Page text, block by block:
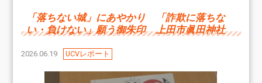
「落ちない城」にあやかり 「詐欺に落ちな
い・負けない」願う御朱印 上田市眞田神社
2026.06.19 UCVレポート